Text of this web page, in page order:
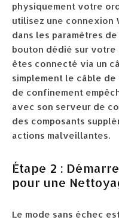
physiquement votre
utilisez une connexion
dans les paramètres
bouton dédié sur votre
êtes connecté via un
simplement le câble
de confinement
avec son serveur de
des composants
actions malveillantes.
Étape 2 :
pour une
Le mode sans échec